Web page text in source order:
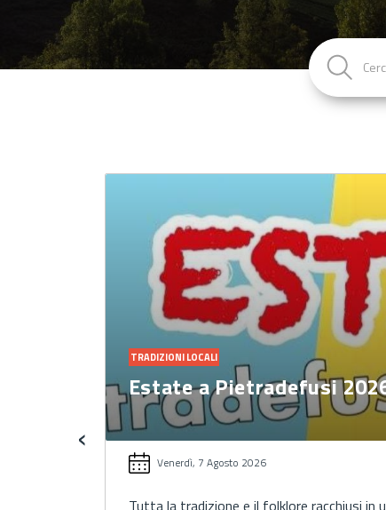
TRADIZIONI LOCALI
Calitri torna indietro nel
tempo con "La Notte dei
Briganti…
Venerdì, 7 Agosto 2026
Il 7 agosto la II Edizione alla Torre di Nanno
‹